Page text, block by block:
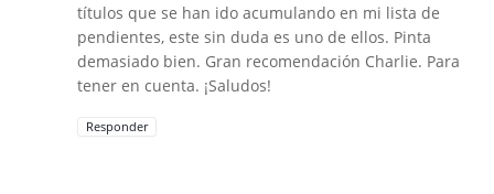
títulos que se han ido acumulando en mi lista de
pendientes, este sin duda es uno de ellos. Pinta
demasiado bien. Gran recomendación Charlie. Para
tener en cuenta. ¡Saludos!
Responder